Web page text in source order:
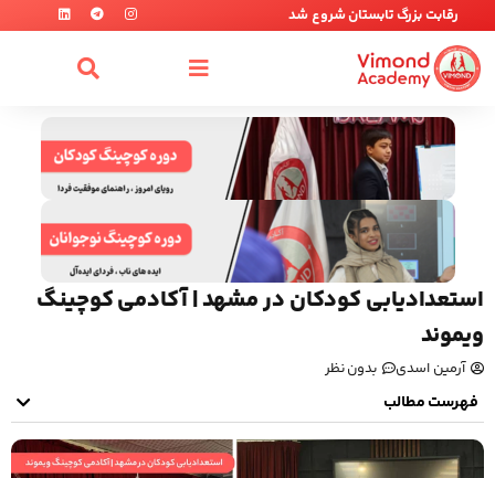
رقابت بزرگ تابستان شروع شد
استعدادیابی کودکان در مشهد | آکادمی کوچینگ
ویموند
آرمین اسدی بدون نظر
فهرست مطالب